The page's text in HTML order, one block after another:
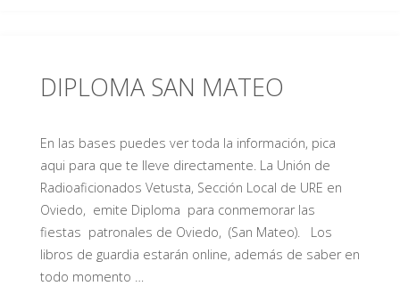
DIPLOMA SAN MATEO
En las bases puedes ver toda la información, pica
aqui para que te lleve directamente. La Unión de
Radioaficionados Vetusta, Sección Local de URE en
Oviedo, emite Diploma para conmemorar las
fiestas patronales de Oviedo, (San Mateo). Los
libros de guardia estarán online, además de saber en
todo momento …